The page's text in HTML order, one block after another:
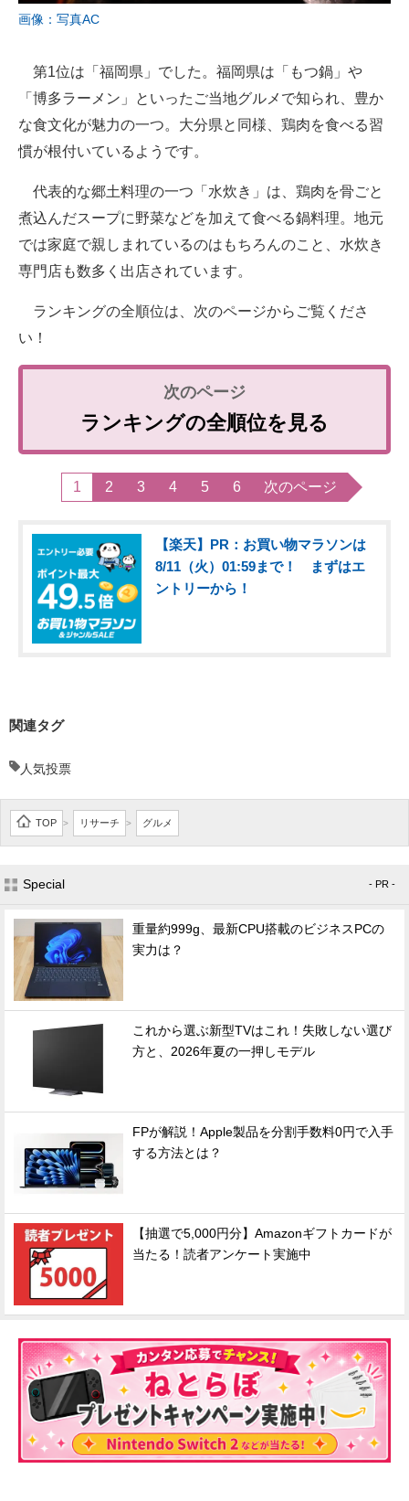
画像：写真AC
第1位は「福岡県」でした。福岡県は「もつ鍋」や
「博多ラーメン」といったご当地グルメで知られ、豊か
な食文化が魅力の一つ。大分県と同様、鶏肉を食べる習
慣が根付いているようです。
代表的な郷土料理の一つ「水炊き」は、鶏肉を骨ごと
煮込んだスープに野菜などを加えて食べる鍋料理。地元
では家庭で親しまれているのはもちろんのこと、水炊き
専門店も数多く出店されています。
ランキングの全順位は、次のページからご覧くださ
い！
ランキングの全順位を見る
1 2 3 4 5 6 次のページ
【楽天】PR：お買い物マラソンは
8/11（火）01:59まで！ まずはエ
ントリーから！
関連タグ
人気投票
TOP > リサーチ > グルメ
Special - PR -
重量約999g、最新CPU搭載のビジネスPCの
実力は？
これから選ぶ新型TVはこれ！失敗しない選び
方と、2026年夏の一押しモデル
FPが解説！Apple製品を分割手数料0円で入手
する方法とは？
【抽選で5,000円分】Amazonギフトカードが
当たる！読者アンケート実施中